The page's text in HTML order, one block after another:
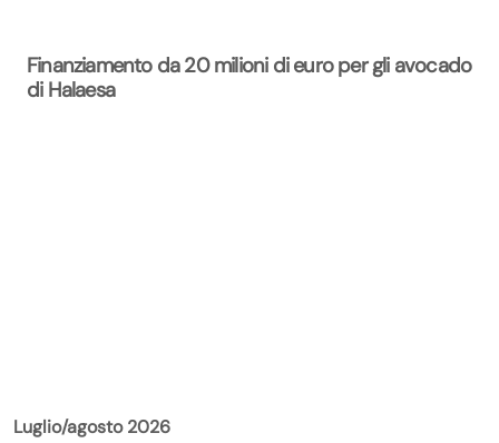
Finanziamento da 20 milioni di euro per gli avocado
di Halaesa
Luglio/agosto 2026